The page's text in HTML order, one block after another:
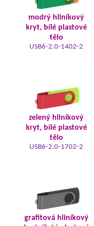
modrý hliníkový
kryt, bílé plastové
tělo
USB6-2.0-1402-2
zelený hliníkový
kryt, bílé plastové
tělo
USB6-2.0-1702-2
grafitová hliníkový